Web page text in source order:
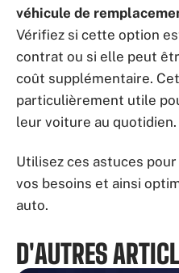
véhicule de
Vérifiez si cette option
contrat ou si elle peut
coût supplémentaire.
particulièrement utile
leur voiture au quotidien.
Utilisez ces astuces
vos besoins et ainsi
auto.
D'AUTRES